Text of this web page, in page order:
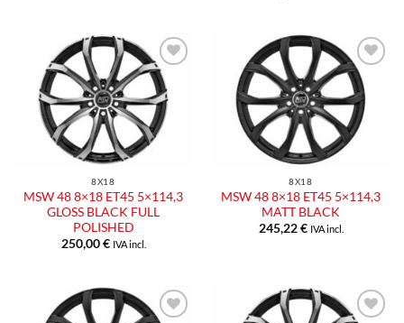
Aggiungi
alla lista
dei
desideri
8X18
MSW 48 8×18 ET45 5×114,3
GLOSS BLACK FULL
POLISHED
250,00€ IVA incl.
Aggiungi
alla lista
dei
desideri
8X18
MSW 48 8×18 ET45 5×114,3
MATT BLACK
245,22€ IVA incl.